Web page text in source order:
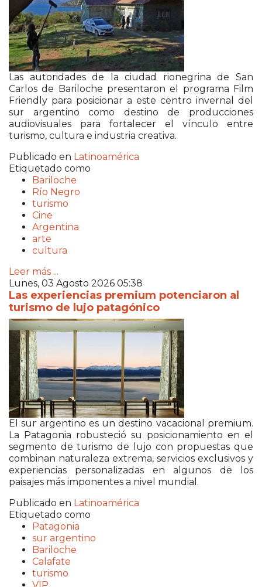
Las autoridades de la ciudad rionegrina de San
Carlos de Bariloche presentaron el programa Film
Friendly para posicionar a este centro invernal del
sur argentino como destino de producciones
audiovisuales para fortalecer el vínculo entre
turismo, cultura e industria creativa.
Publicado en Latinoamérica
Etiquetado como
Bariloche
Río Negro
turismo
Cine
Argentina
arte
cultura
Leer más ...
Lunes, 03 Agosto 2026 05:38
Las experiencias premium potenciaron al
turismo de lujo patagónico
El sur argentino es un destino vacacional premium.
La Patagonia robusteció su posicionamiento en el
segmento de turismo de lujo con propuestas que
combinan naturaleza extrema, servicios exclusivos y
experiencias personalizadas en algunos de los
paisajes más imponentes a nivel mundial.
Publicado en Latinoamérica
Etiquetado como
Patagonia
sur argentino
Bariloche
Calafate
turismo
VIP